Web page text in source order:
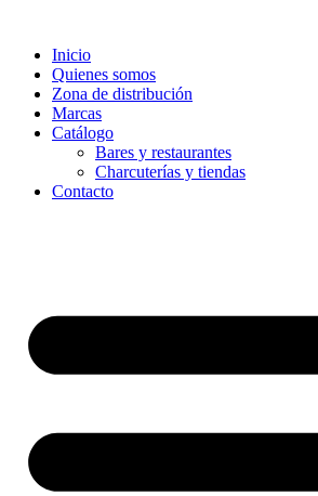
contenido
Inicio
Quienes somos
Zona de distribución
Marcas
Catálogo
Bares y restaurantes
Charcuterías y tiendas
Contacto